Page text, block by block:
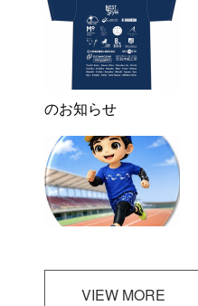
のお知らせ
VIEW MORE